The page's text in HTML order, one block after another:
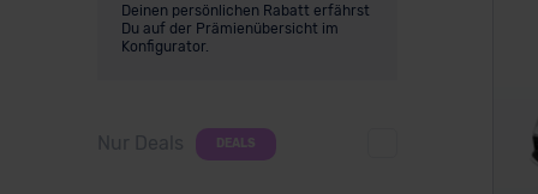
Deinen persönlichen Rabatt erfährst
Du auf der Prämienübersicht im
Konfigurator.
Nur Deals DEALS